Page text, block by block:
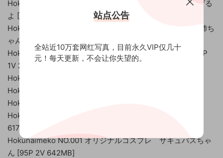
Hokunaimeko NO.008 オリジナルコスプレ 看病してあげる
よ [41P 1V 190MB]
Hokunaimeko NO.007 オリジナルコスプレ オートバイお姉ち
ゃん [73P 2V 234MB]
Hokunaimeko NO.006 オリジナルコスプレ 闇の門番 [51P
1V 207MB]
Hokunaimeko NO.005 玉藻の前私服ver [76P 130MB]
Hokunaimeko NO.004 玉藻前制服ver [96 1V 397MB]
Hokunaimeko NO.003 マシュ メイド服ver [68P 1V 1GB]
Hokunaimeko NO.002 マシュ キリエライト [106P 2V
617MB]
Hokunaimeko NO.001 オリジナルコスプレ サキュバスちゃ
ん [95P 2V 642MB]
站点公告
全站近10万套网红写真，目前永久VIP仅几十
元！每天更新，不会让你失望的。